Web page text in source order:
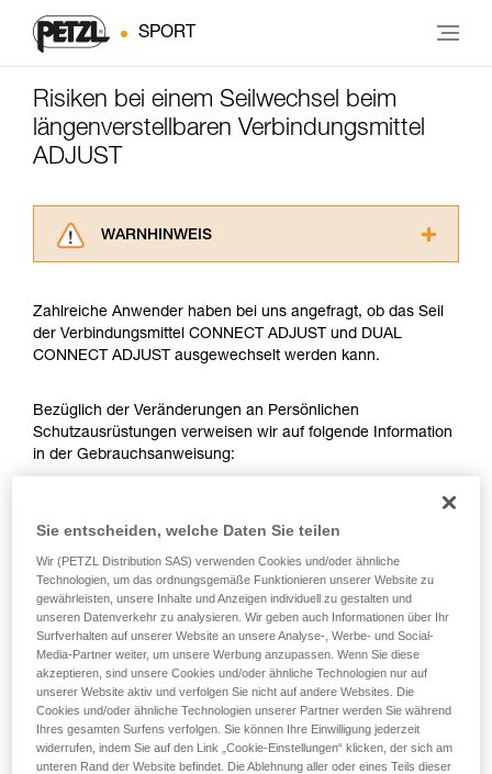
SPORT
Risiken bei einem Seilwechsel beim
längenverstellbaren Verbindungsmittel
ADJUST
WARNHINWEIS
aufmerksam durch, bevor Sie diesen zu Rate
ziehen. Um diese Zusatzinformationen
verstehen zu können, müssen Sie zuerst die in
Informationen richtig verstanden haben.
Die Beherrschung dieser Techniken setzt eine
entsprechende Ausbildung und ein spezielles
Sie ihn eigenständig durchführen.
Wir geben Beispiele für die mit Ihrer Aktivität
verbundenen Techniken. Möglicherweise gibt es
noch andere Techniken, die hier nicht
beschrieben werden.
Zahlreiche Anwender haben bei uns angefragt, ob das Seil
der Verbindungsmittel CONNECT ADJUST und DUAL
CONNECT ADJUST ausgewechselt werden kann.
Bezüglich der Veränderungen an Persönlichen
Schutzausrüstungen verweisen wir auf folgende Information
in der Gebrauchsanweisung:
Betriebsstätten nicht zulässig, ausgenommen Ersatzteile).
Es gibt derzeit kein Ersatzteil für den Seilwechsel dieser
Verbindungsmittel.
Der Anwender muss sich der Risiken infolge einer Änderung
des Produkts außerhalb der Petzl-Betriebsstätten bewusst
sein:
- Die Knoten an den Enden des Verbindungsmittels können
Sie entscheiden, welche Daten Sie teilen
Wir (PETZL Distribution SAS) verwenden Cookies und/oder ähnliche
Technologien, um das ordnungsgemäße Funktionieren unserer Website zu
gewährleisten, unsere Inhalte und Anzeigen individuell zu gestalten und
unseren Datenverkehr zu analysieren. Wir geben auch Informationen über Ihr
Surfverhalten auf unserer Website an unsere Analyse-, Werbe- und Social-
Media-Partner weiter, um unsere Werbung anzupassen. Wenn Sie diese
akzeptieren, sind unsere Cookies und/oder ähnliche Technologien nur auf
unserer Website aktiv und verfolgen Sie nicht auf andere Websites. Die
Cookies und/oder ähnliche Technologien unserer Partner werden Sie während
Ihres gesamten Surfens verfolgen. Sie können Ihre Einwilligung jederzeit
widerrufen, indem Sie auf den Link „Cookie-Einstellungen“ klicken, der sich am
unteren Rand der Website befindet. Die Ablehnung aller oder eines Teils dieser